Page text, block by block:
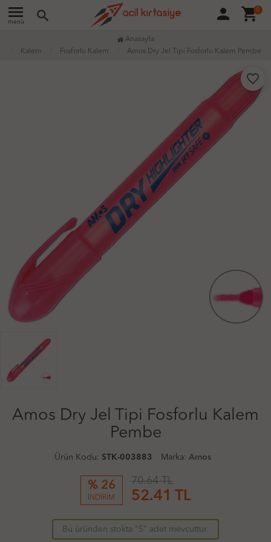
menu
menü search person shopping_cart
0
Anasayfa
Kalem
Fosforlu Kalem Amos Dry Jel Tipi Fosforlu Kalem Pembe
favorite_border
Amos Dry Jel Tipi Fosforlu Kalem
Pembe
Ürün Kodu: STK-003883 Marka: Amos
% 26
İNDİRİM
70.64 TL
52.41 TL
Bu üründen stokta "5" adet mevcuttur.